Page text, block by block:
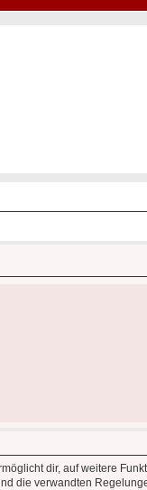
dir, auf weitere
die verwandten